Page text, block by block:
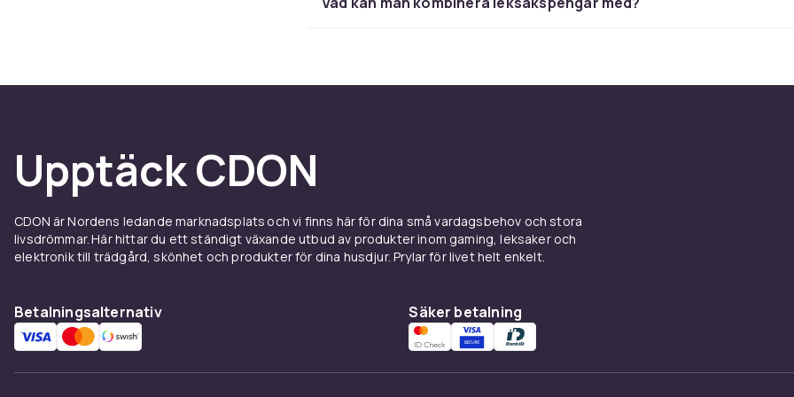
Upptäck CDON
CDON är Nordens ledande marknadsplats och vi finns här för dina små vardagsbehov och stora
livsdrömmar. Här hittar du ett ständigt växande utbud av produkter inom gaming, leksaker och
elektronik till trädgård, skönhet och produkter för dina husdjur. Prylar för livet helt enkelt.
Betalningsalternativ Säker betalning